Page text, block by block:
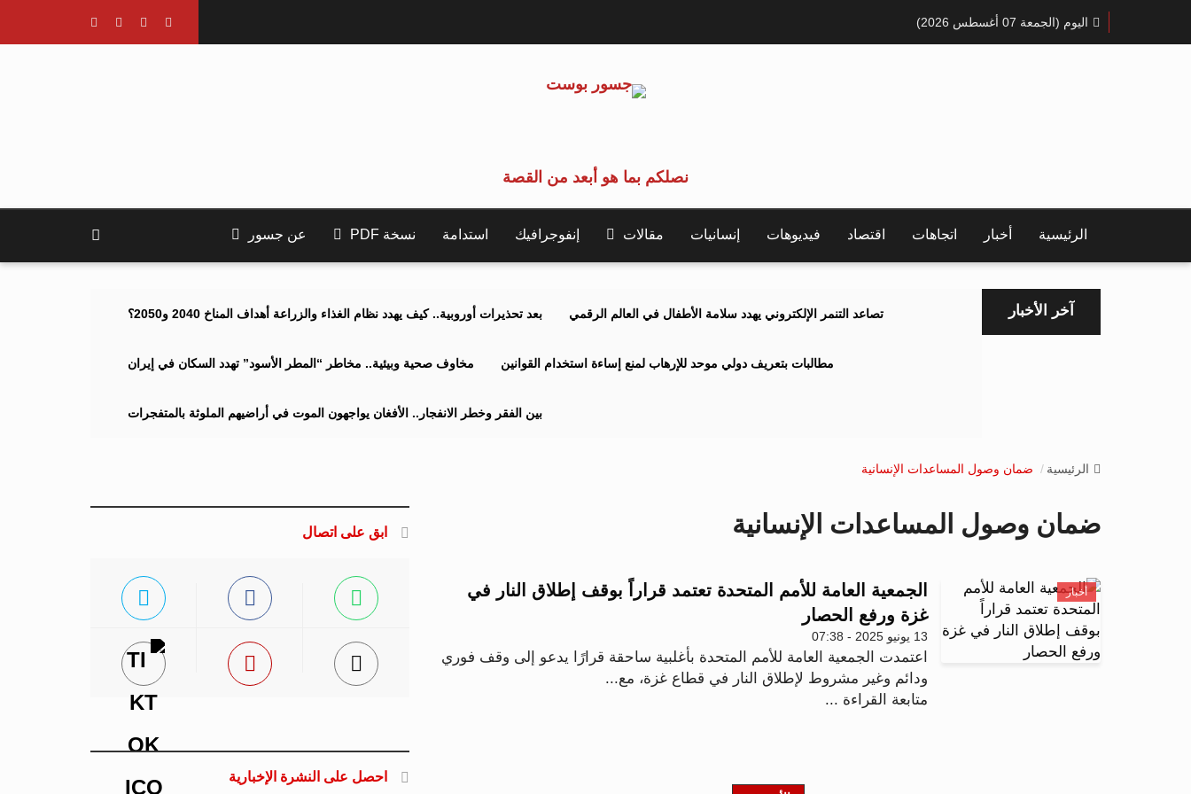
اليوم (الجمعة 07 أغسطس 2026)
نصلكم بما هو أبعد من القصة
الرئيسية أخبار اتجاهات اقتصاد فيديوهات إنسانيات مقالات إنفوجرافيك استدامة نسخة PDF عن جسور
آخر الأخبار بعد تحذيرات أوروبية.. كيف يهدد نظام الغذاء والزراعة أهداف المناخ 2040 و2050؟ تصاعد التنمر الإلكتروني يهدد سلامة الأطفال في العالم الرقمي
مخاوف صحية وبيئية.. مخاطر “المطر الأسود” تهدد السكان في إيران مطالبات بتعريف دولي موحد للإرهاب لمنع إساءة استخدام القوانين
بين الفقر وخطر الانفجار.. الأفغان يواجهون الموت في أراضيهم الملوثة بالمتفجرات
الرئيسية ضمان وصول المساعدات الإنسانية
ضمان وصول المساعدات الإنسانية
أخبار
الجمعية العامة للأمم المتحدة تعتمد قراراً بوقف إطلاق النار في
غزة ورفع الحصار
13 يونيو 2025 - 07:38
اعتمدت الجمعية العامة للأمم المتحدة بأغلبية ساحقة قرارًا يدعو إلى وقف فوري
ودائم وغير مشروط لإطلاق النار في قطاع غزة، مع...
متابعة القراءة ...
ابق على اتصال
احصل على النشرة الإخبارية